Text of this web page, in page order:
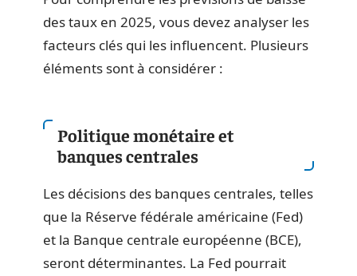
des taux en 2025, vous devez analyser les
facteurs clés qui les influencent. Plusieurs
éléments sont à considérer :
Politique monétaire et
banques centrales
Les décisions des banques centrales, telles
que la Réserve fédérale américaine (Fed)
et la Banque centrale européenne (BCE),
seront déterminantes. La Fed pourrait